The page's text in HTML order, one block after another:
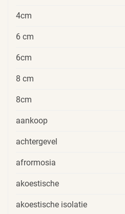
4cm
6 cm
6cm
8 cm
8cm
aankoop
achtergevel
afrormosia
akoestische
akoestische isolatie